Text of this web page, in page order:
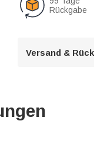
Rückgabe
Versand &